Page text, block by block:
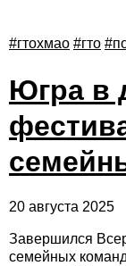
#гтохмао #гто
Югра в
20 августа 2025
Завершился
семейных